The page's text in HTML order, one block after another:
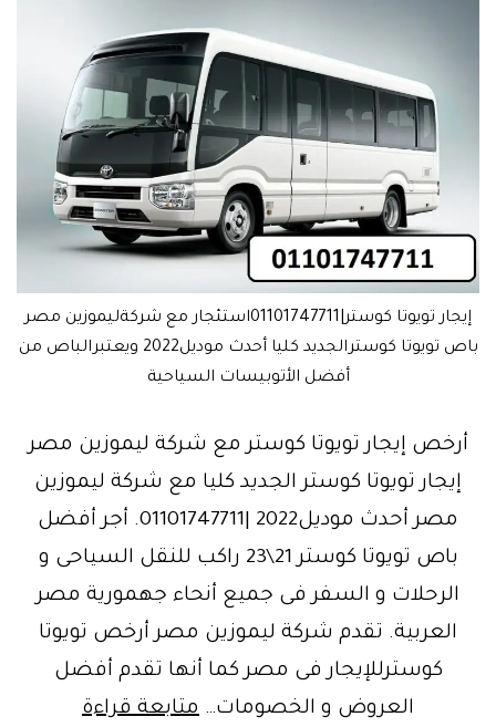
إيجار تويوتا كوستر|01101747711استئجار مع شركةليموزين مصر
باص تويوتا كوسترالجديد كليا أحدث موديل2022 ويعتبرالباص من
أفضل الأتوبيسات السياحية
أرخص إيجار تويوتا كوستر مع شركة ليموزين مصر
إيجار تويوتا كوستر الجديد كليا مع شركة ليموزين
مصر أحدث موديل2022 |01101747711. أجر أفضل
باص تويوتا كوستر 21\23 راكب للنقل السياحى و
الرحلات و السفر فى جميع أنحاء جهمورية مصر
العربية. تقدم شركة ليموزين مصر أرخص تويوتا
كوسترللإيجار فى مصر كما أنها تقدم أفضل
العروض و الخصومات… متابعة قراءةشركة